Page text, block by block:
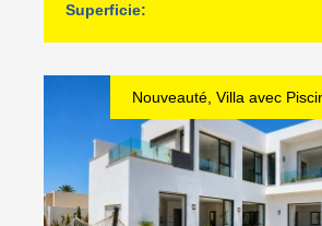
Superficie:
Nouveauté, Villa avec